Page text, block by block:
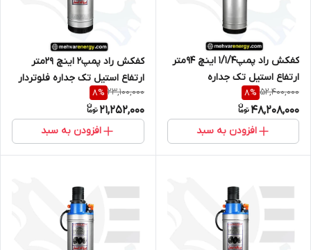
کفکش راد پمپ1/1/4 اینچ 94متر
ارتفاع استیل تک جداره
52,400,000
8%
48,208,000
افزودن به سبد
کفکش راد پمپ2 اینچ 29متر
ارتفاع استیل تک جداره فلوتردار
23,100,000
8%
21,252,000
افزودن به سبد